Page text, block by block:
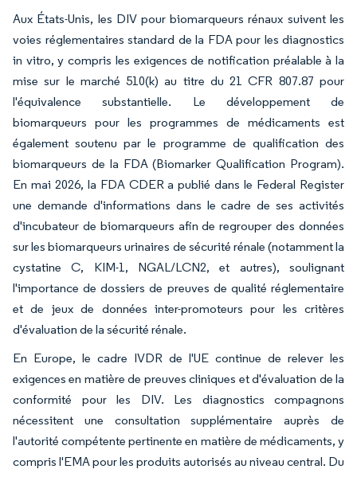
Aux États-Unis, les DIV pour biomarqueurs rénaux suivent les
voies réglementaires standard de la FDA pour les diagnostics
in vitro, y compris les exigences de notification préalable à la
mise sur le marché 510(k) au titre du 21 CFR 807.87 pour
l'équivalence substantielle. Le développement de
biomarqueurs pour les programmes de médicaments est
également soutenu par le programme de qualification des
biomarqueurs de la FDA (Biomarker Qualification Program).
En mai 2026, la FDA CDER a publié dans le Federal Register
une demande d'informations dans le cadre de ses activités
d'incubateur de biomarqueurs afin de regrouper des données
sur les biomarqueurs urinaires de sécurité rénale (notamment la
cystatine C, KIM-1, NGAL/LCN2, et autres), soulignant
l'importance de dossiers de preuves de qualité réglementaire
et de jeux de données inter-promoteurs pour les critères
d'évaluation de la sécurité rénale.
En Europe, le cadre IVDR de l'UE continue de relever les
exigences en matière de preuves cliniques et d'évaluation de la
conformité pour les DIV. Les diagnostics compagnons
nécessitent une consultation supplémentaire auprès de
l'autorité compétente pertinente en matière de médicaments, y
compris l'EMA pour les produits autorisés au niveau central. Du